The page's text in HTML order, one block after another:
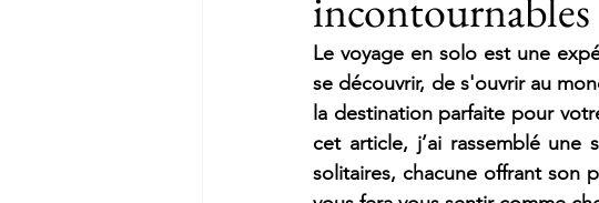
Le voyage en solo est une
se découvrir, de s'ouvrir au
la destination parfaite pour
cet article, j’ai rassemblé une
solitaires, chacune offrant son